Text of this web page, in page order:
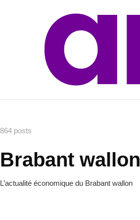
864 posts
Brabant wallon
L’actualité économique du Brabant wallon